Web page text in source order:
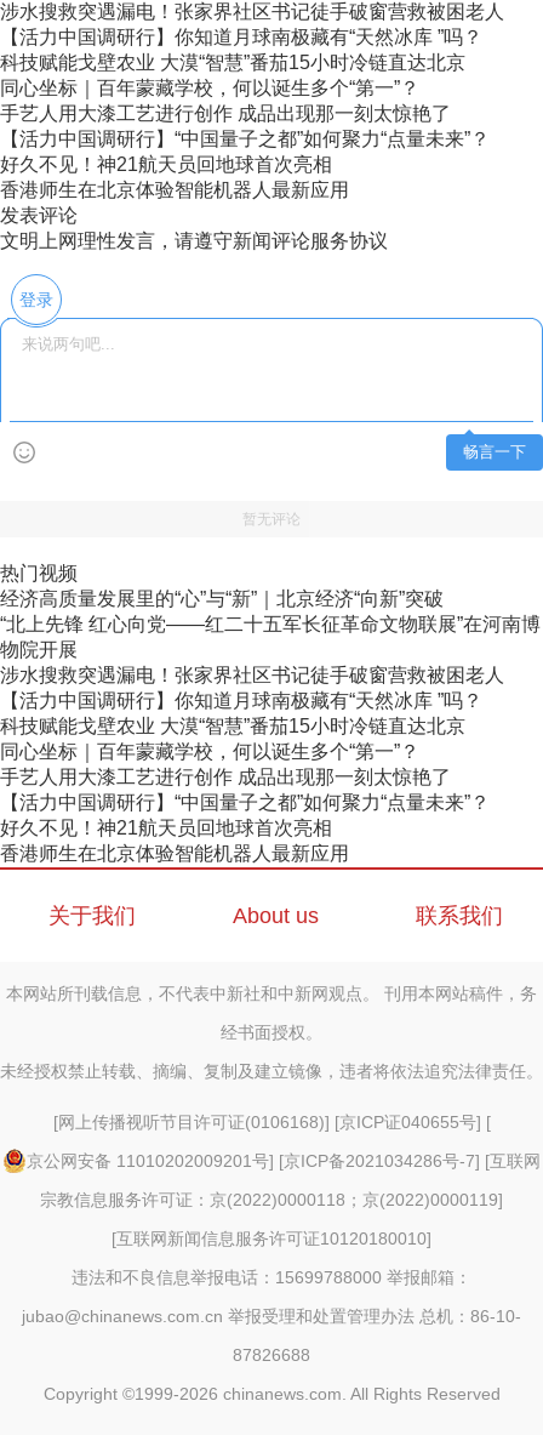
涉水搜救突遇漏电！张家界社区书记徒手破窗营救被困老人
【活力中国调研行】你知道月球南极藏有“天然冰库 ”吗？
科技赋能戈壁农业 大漠“智慧”番茄15小时冷链直达北京
同心坐标｜百年蒙藏学校，何以诞生多个“第一”？
手艺人用大漆工艺进行创作 成品出现那一刻太惊艳了
【活力中国调研行】“中国量子之都”如何聚力“点量未来”？
好久不见！神21航天员回地球首次亮相
香港师生在北京体验智能机器人最新应用
发表评论
文明上网理性发言，请遵守新闻评论服务协议
登录
畅言一下
暂无评论
热门视频
经济高质量发展里的“心”与“新”｜北京经济“向新”突破
“北上先锋 红心向党——红二十五军长征革命文物联展”在河南博
物院开展
涉水搜救突遇漏电！张家界社区书记徒手破窗营救被困老人
【活力中国调研行】你知道月球南极藏有“天然冰库 ”吗？
科技赋能戈壁农业 大漠“智慧”番茄15小时冷链直达北京
同心坐标｜百年蒙藏学校，何以诞生多个“第一”？
手艺人用大漆工艺进行创作 成品出现那一刻太惊艳了
【活力中国调研行】“中国量子之都”如何聚力“点量未来”？
好久不见！神21航天员回地球首次亮相
香港师生在北京体验智能机器人最新应用
关于我们 About us 联系我们
本网站所刊载信息，不代表中新社和中新网观点。 刊用本网站稿件，务
经书面授权。
未经授权禁止转载、摘编、复制及建立镜像，违者将依法追究法律责任。
[网上传播视听节目许可证(0106168)] [京ICP证040655号] [
京公网安备 11010202009201号] [京ICP备2021034286号-7] [互联网
宗教信息服务许可证：京(2022)0000118；京(2022)0000119]
[互联网新闻信息服务许可证10120180010]
违法和不良信息举报电话：15699788000 举报邮箱：
jubao@chinanews.com.cn 举报受理和处置管理办法 总机：86-10-
87826688
Copyright ©1999-2026 chinanews.com. All Rights Reserved